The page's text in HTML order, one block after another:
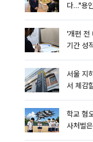
다…"용
'개편
기간 성
서울 지
서 체감
학교 혐
사처벌